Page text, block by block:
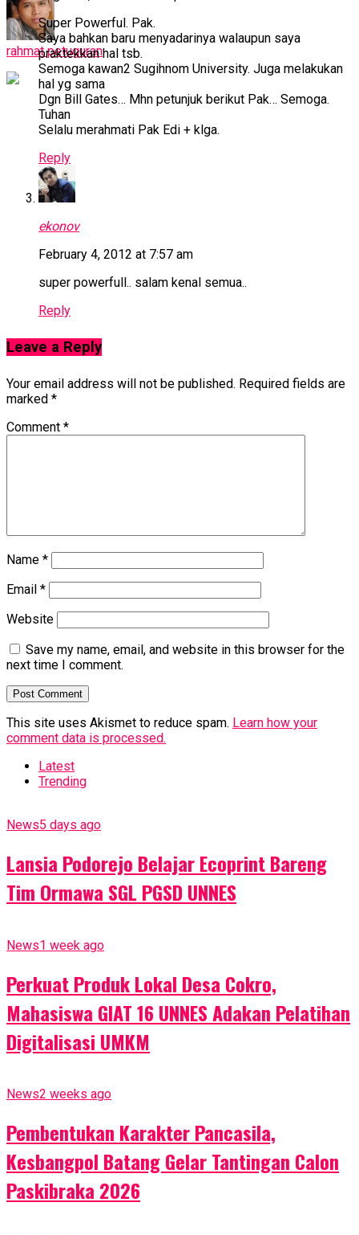
rahmat petuguran
Super Powerful. Pak.
Saya bahkan baru menyadarinya walaupun saya
praktekkan hal tsb.
Semoga kawan2 Sugihnom University. Juga melakukan
hal yg sama
Dgn Bill Gates… Mhn petunjuk berikut Pak… Semoga.
Tuhan
Selalu merahmati Pak Edi + klga.
Reply
ekonov
February 4, 2012 at 7:57 am
super powerfull.. salam kenal semua..
Reply
Leave a Reply
Your email address will not be published. Required fields are
marked *
Comment *
Name *
Email *
Website
Save my name, email, and website in this browser for the
next time I comment.
This site uses Akismet to reduce spam. Learn how your
comment data is processed.
Latest
Trending
News5 days ago
Lansia Podorejo Belajar Ecoprint Bareng
Tim Ormawa SGL PGSD UNNES
News1 week ago
Perkuat Produk Lokal Desa Cokro,
Mahasiswa GIAT 16 UNNES Adakan Pelatihan
Digitalisasi UMKM
News2 weeks ago
Pembentukan Karakter Pancasila,
Kesbangpol Batang Gelar Tantingan Calon
Paskibraka 2026